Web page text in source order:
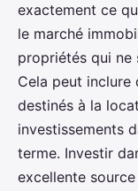
exactement ce
le marché
propriétés qui ne
Cela peut inclure
destinés à la
investissements
terme. Investir
excellente